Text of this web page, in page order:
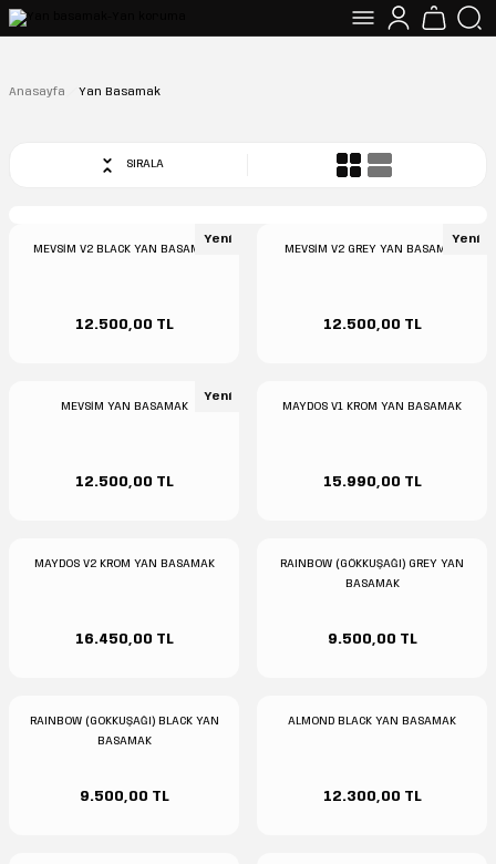
Anasayfa Yan Basamak
SIRALA
MEVSİM V2 BLACK YAN BASAMAK
12.500,00 TL
Yeni
MEVSİM V2 GREY YAN BASAMAK
12.500,00 TL
Yeni
MEVSİM YAN BASAMAK
12.500,00 TL
Yeni
MAYDOS V1 KROM YAN BASAMAK
15.990,00 TL
MAYDOS V2 KROM YAN BASAMAK
16.450,00 TL
RAINBOW (GÖKKUŞAĞI) GREY YAN
BASAMAK
9.500,00 TL
RAINBOW (GOKKUŞAĞI) BLACK YAN
BASAMAK
9.500,00 TL
ALMOND BLACK YAN BASAMAK
12.300,00 TL